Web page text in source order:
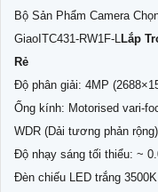
Bộ Sản Phẩm Camera
GiaoITC431-RW1F-L Lắp
Rẻ
Độ phân giải: 4MP
Ống kính: Motorised vari-
WDR (Dải tương phản
Độ nhạy sáng tối thiểu: ~
Đèn chiếu LED trắng